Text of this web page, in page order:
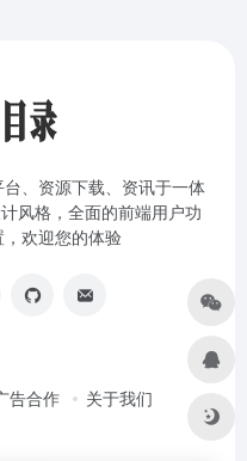
、资源下载、资讯于一体
风格，全面的前端用户功
欢迎您的体验
告合作 关于我们